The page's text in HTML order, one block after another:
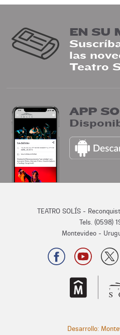
EN SU
las
Teatro
APP
TEATRO SOLÍS -
Tels. (0598)
Montevideo -
Desarrollo: